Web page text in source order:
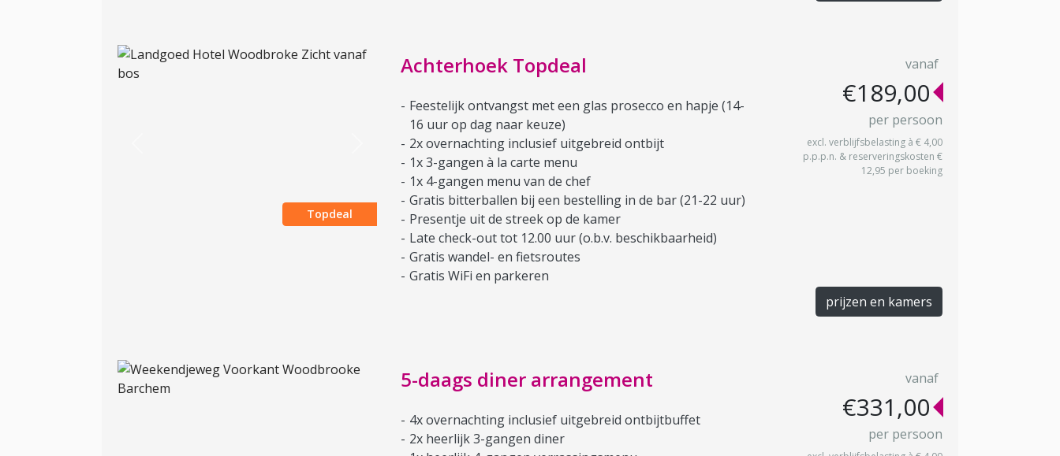
Topdeal
Achterhoek Topdeal
Feestelijk ontvangst met een glas prosecco en hapje (14-
16 uur op dag naar keuze)
2x overnachting inclusief uitgebreid ontbijt
1x 3-gangen à la carte menu
1x 4-gangen menu van de chef
Gratis bitterballen bij een bestelling in de bar (21-22 uur)
Presentje uit de streek op de kamer
Late check-out tot 12.00 uur (o.b.v. beschikbaarheid)
Gratis wandel- en fietsroutes
Gratis WiFi en parkeren
vanaf
€189,00
per persoon
excl. verblijfsbelasting à € 4,00
p.p.p.n. & reserveringskosten €
12,95 per boeking
prijzen en kamers
5-daags diner arrangement
4x overnachting inclusief uitgebreid ontbijtbuffet
2x heerlijk 3-gangen diner
vanaf
€331,00
per persoon